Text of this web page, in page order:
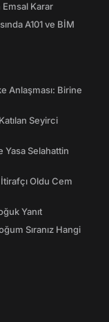
Karar
A101 ve BİM
Anlaşması: Birine
Seyirci
Yasa Selahattin
Oldu Cem
Yanıt
Sıranız Hangi